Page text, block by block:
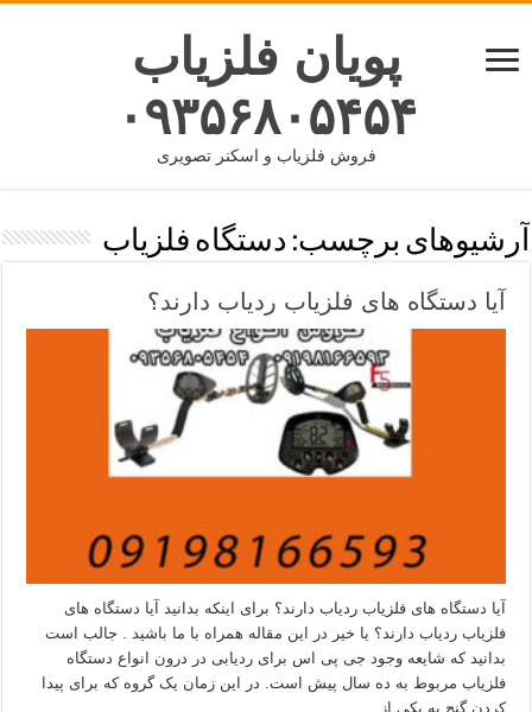
پویان فلزیاب
۰۹۳۵۶۸۰۵۴۵۴
فروش فلزیاب و اسکنر تصویری
آرشیوهای برچسب: دستگاه فلزیاب
آیا دستگاه های فلزیاب ردیاب دارند؟
آیا دستگاه های فلزیاب ردیاب دارند؟ برای اینکه بدانید آیا دستگاه های
فلزیاب ردیاب دارند؟ یا خیر در این مقاله همراه با ما باشید . جالب است
بدانید که شایعه وجود جی پی اس برای ردیابی در درون انواع دستگاه
فلزیاب مربوط به ده سال پیش است. در این زمان یک گروه که برای پیدا
کردن گنج به یکی از …